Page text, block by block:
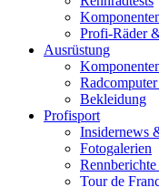
Profi-Räder
Ausrüstung
Bekleidung
Profisport
Insidernews
Fotogalerien
Tour de